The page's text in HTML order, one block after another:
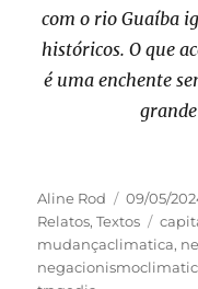
com o rio Guaíba
históricos. O que
é uma enchente
Autor
Aline Rod
Publicado
em
09/05/
Relatos,Textos Tags
mudançaclimatica,